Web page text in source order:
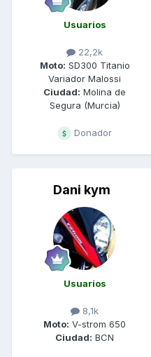
Usuarios
22,2k
Moto: SD300 Titanio
Variador Malossi
Ciudad: Molina de
Segura (Murcia)
Donador
Dani kym
Usuarios
8,1k
Moto: V-strom 650
Ciudad: BCN